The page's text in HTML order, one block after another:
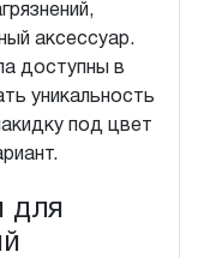
аксессуар.
доступны в
уникальность
под цвет
для